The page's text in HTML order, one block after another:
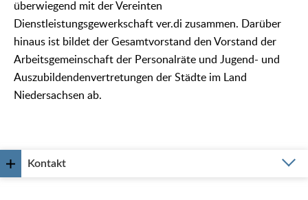
überwiegend mit der Vereinten
Dienstleistungsgewerkschaft ver.di zusammen. Darüber
hinaus ist bildet der Gesamtvorstand den Vorstand der
Arbeitsgemeinschaft der Personalräte und Jugend- und
Auszubildendenvertretungen der Städte im Land
Niedersachsen ab.
Kontakt